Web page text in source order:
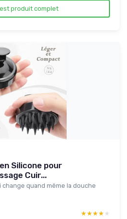
produit complet
Silicone pour
Cuir...
quand même la douche
★★★★★
★★★★★